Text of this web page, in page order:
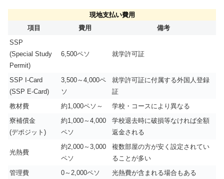
現地支払い費用
項目
費用
備考
SSP
(Special Study
Permit)
6,500ペソ 就学許可証
SSP I-Card
(SSP E-Card)
3,500～4,000ペ
ソ
就学許可証に付属する外国人登録
証
教材費
約1,000ペソ～
学校・コースにより異なる
寮補償金
(デポジット)
約1,000～4,000
ペソ
学校退去時に破損等なければ全額
返金される
光熱費
約2,000～3,000
ペソ
複数部屋の方が安く設定されてい
ることが多い
管理費
0～2,000ペソ
光熱費が含まれる場合もある